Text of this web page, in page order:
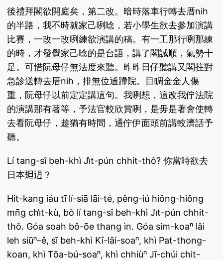
後禮拜閣欲開庭矣，第二改。暗時落車行轉去厝nih
的半路，我不時就家己咧唸，若小學生欲去參加演講
比賽，一改一改咧練欲演講的稿。有一工那行咧那練
的時，才發覺家己唸的是台語，講了閣誠順，氣勢十
足。可惜阮母仔無法度來聽。昨昨日仔聽講又閣拄對
急診送轉去厝nih，排無位通蹛院。目睭金金人傷
重，阮母仔以前定定講這句。我咧想，這改我佇法院
的演講那有著等，予法官較欣賞咧，是毋是著會使轉
去看阮母仔，趁猶有時間，通佇伊面頭前講較濟話予
聽。
Lí tang-sî beh-khì Ji̍t-pún chhit-thô? 你當時欲去
日本𨑨迌？
Hit-kang iáu tī lí-siā lāi-té, pêng-iú hiông-hiông
mn̄g chi̍t-kù, bô lí tang-sî beh-khì Ji̍t-pún chhit-
thô. Góa soah bô-ōe thang ìn. Góa sim-koaⁿ lâi
leh siūⁿ–ê, sī beh-khì Kî-lâi-soaⁿ, khì Pat-thong-
koan, khì Tōa-bú-soaⁿ, khì chhiùⁿ Jī-chúi chit-